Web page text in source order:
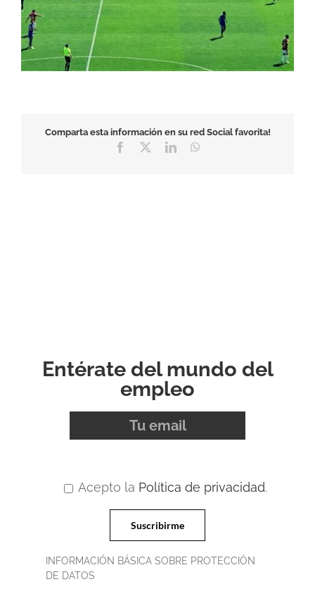
Comparta esta información en su red Social favorita!
Facebook LinkedIn
Entérate del mundo del
empleo
Acepto la Política de privacidad.
INFORMACIÓN BÁSICA SOBRE PROTECCIÓN
DE DATOS